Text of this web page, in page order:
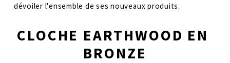
dévoiler l'ensemble de ses nouveaux produits.
CLOCHE EARTHWOOD EN
BRONZE